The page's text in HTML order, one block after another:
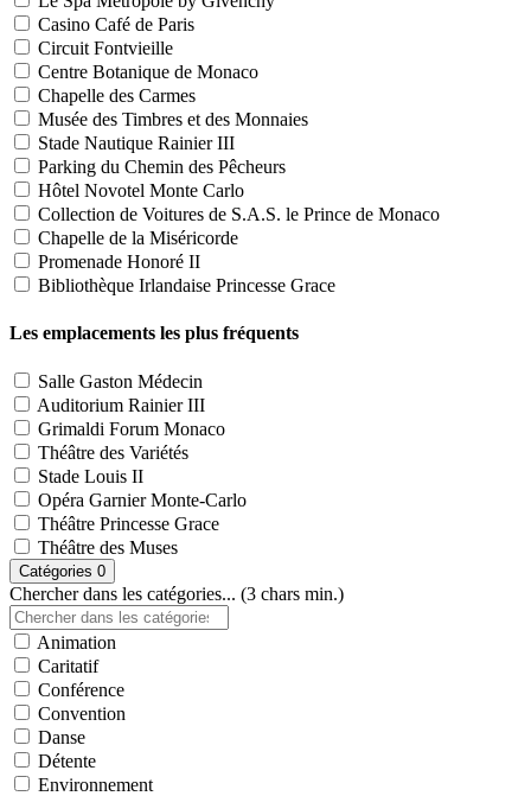
Casino Café de Paris
Circuit Fontvieille
Centre Botanique de Monaco
Chapelle des Carmes
Musée des Timbres et des Monnaies
Stade Nautique Rainier III
Parking du Chemin des Pêcheurs
Hôtel Novotel Monte Carlo
Collection de Voitures de S.A.S. le Prince de Monaco
Chapelle de la Miséricorde
Promenade Honoré II
Bibliothèque Irlandaise Princesse Grace
Les emplacements les plus fréquents
Salle Gaston Médecin
Auditorium Rainier III
Grimaldi Forum Monaco
Théâtre des Variétés
Stade Louis II
Opéra Garnier Monte-Carlo
Théâtre Princesse Grace
Théâtre des Muses
Catégories 0
Chercher dans les catégories... (3 chars min.)
Animation
Caritatif
Conférence
Convention
Danse
Détente
Environnement